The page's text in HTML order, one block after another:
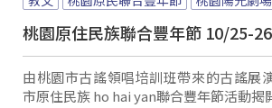
桃園原住民族聯合豐年節 10/25-
由桃園市古謠領唱培訓班帶來的古謠展
市原住民族 ho hai yan聯合豐年節活動揭